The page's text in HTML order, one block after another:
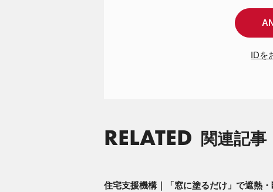
IDを
RELATED 関連記事
住宅支援機構｜「窓に塗るだけ」で遮熱